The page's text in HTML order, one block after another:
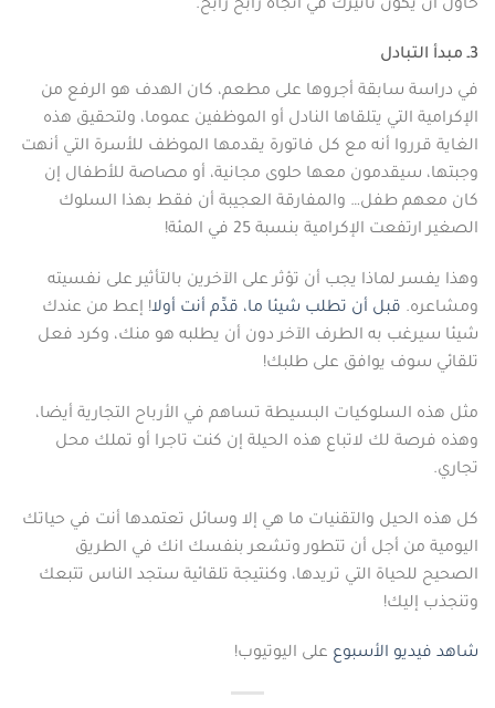
حاول أن يكون تأثيرك في اتجاه رابح رابح.
3ـ مبدأ التبادل
في دراسة سابقة أجروها على مطعم، كان الهدف هو الرفع من
الإكرامية التي يتلقاها النادل أو الموظفين عموما، ولتحقيق هذه
الغاية قرروا أنه مع كل فاتورة يقدمها الموظف للأسرة التي أنهت
وجبتها، سيقدمون معها حلوى مجانية، أو مصاصة للأطفال إن
كان معهم طفل… والمفارقة العجيبة أن فقط بهذا السلوك
الصغير ارتفعت الإكرامية بنسبة 25 في المئة!
وهذا يفسر لماذا يجب أن تؤثر على الآخرين بالتأثير على نفسيته
ومشاعره. قبل أن تطلب شيئا ما، قدِّم أنت أولا! إعط من عندك
شيئا سيرغب به الطرف الآخر دون أن يطلبه هو منك، وكرد فعل
تلقائي سوف يوافق على طلبك!
مثل هذه السلوكيات البسيطة تساهم في الأرباح التجارية أيضا،
وهذه فرصة لك لاتباع هذه الحيلة إن كنت تاجرا أو تملك محل
تجاري.
كل هذه الحيل والتقنيات ما هي إلا وسائل تعتمدها أنت في حياتك
اليومية من أجل أن تتطور وتشعر بنفسك انك في الطريق
الصحيح للحياة التي تريدها، وكنتيجة تلقائية ستجد الناس تتبعك
وتنجذب إليك!
شاهد فيديو الأسبوع على اليوتيوب!